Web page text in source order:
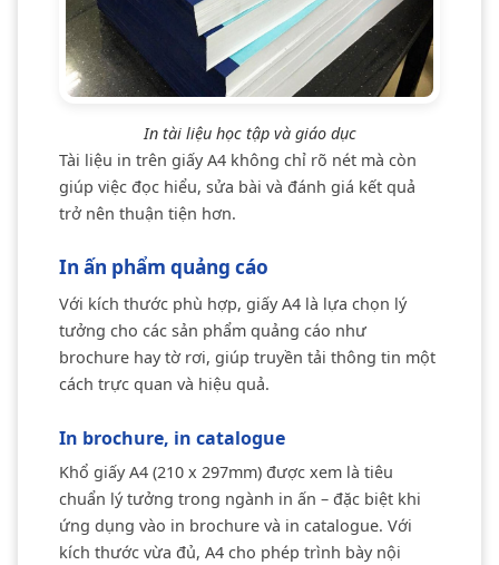
In tài liệu học tập và giáo dục
Tài liệu in trên giấy A4 không chỉ rõ nét mà còn
giúp việc đọc hiểu, sửa bài và đánh giá kết quả
trở nên thuận tiện hơn.
In ấn phẩm quảng cáo
Với kích thước phù hợp, giấy A4 là lựa chọn lý
tưởng cho các sản phẩm quảng cáo như
brochure hay tờ rơi, giúp truyền tải thông tin một
cách trực quan và hiệu quả.
In brochure, in catalogue
Khổ giấy A4 (210 x 297mm) được xem là tiêu
chuẩn lý tưởng trong ngành in ấn – đặc biệt khi
ứng dụng vào in brochure và in catalogue. Với
kích thước vừa đủ, A4 cho phép trình bày nội